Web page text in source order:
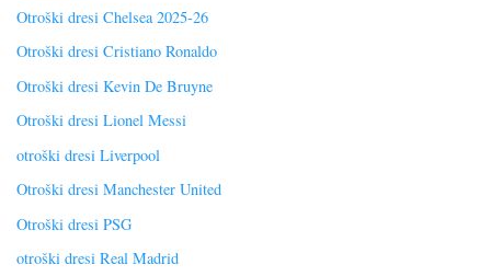
Otroški dresi Chelsea 2025-26
Otroški dresi Cristiano Ronaldo
Otroški dresi Kevin De Bruyne
Otroški dresi Lionel Messi
otroški dresi Liverpool
Otroški dresi Manchester United
Otroški dresi PSG
otroški dresi Real Madrid